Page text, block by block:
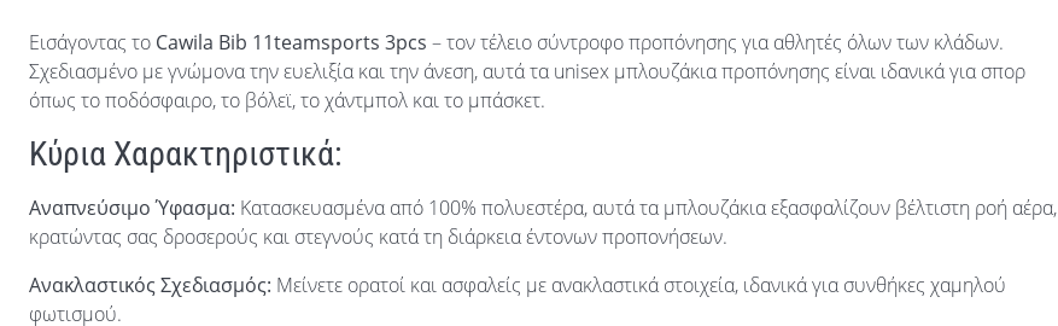
Εισάγοντας το Cawila Bib 11teamsports 3pcs – τον τέλειο σύντροφο προπόνησης για αθλητές όλων των κλάδων.
Σχεδιασμένο με γνώμονα την ευελιξία και την άνεση, αυτά τα unisex μπλουζάκια προπόνησης είναι ιδανικά για σπορ
όπως το ποδόσφαιρο, το βόλεϊ, το χάντμπολ και το μπάσκετ.
Κύρια Χαρακτηριστικά:
Αναπνεύσιμο Ύφασμα: Κατασκευασμένα από 100% πολυεστέρα, αυτά τα μπλουζάκια εξασφαλίζουν βέλτιστη ροή αέρα,
κρατώντας σας δροσερούς και στεγνούς κατά τη διάρκεια έντονων προπονήσεων.
Ανακλαστικός Σχεδιασμός: Μείνετε ορατοί και ασφαλείς με ανακλαστικά στοιχεία, ιδανικά για συνθήκες χαμηλού
φωτισμού.